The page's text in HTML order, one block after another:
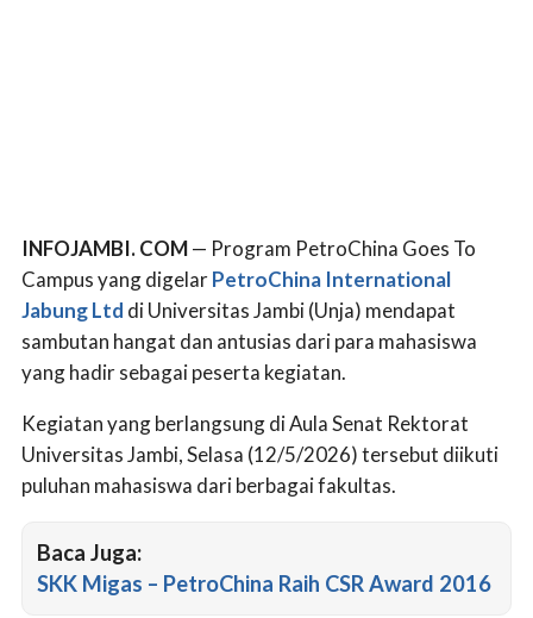
INFOJAMBI. COM— Program PetroChina Goes To
Campus yang digelarPetroChina International
Jabung Ltd di Universitas Jambi (Unja) mendapat
sambutan hangat dan antusias dari para mahasiswa
yang hadir sebagai peserta kegiatan.
Kegiatan yang berlangsung di Aula Senat Rektorat
Universitas Jambi, Selasa (12/5/2026) tersebut diikuti
puluhan mahasiswa dari berbagai fakultas.
Baca Juga:
SKK Migas – PetroChina Raih CSR Award 2016